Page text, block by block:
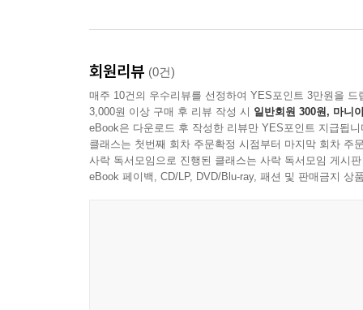
라 제자들이 더렵혀졌다는 것을 알고 있다. 그들
으로 ‘내부인’에 포함될지라도, 예수님은 그 나라
제자들의 마음의 강퍅함은 그들을 십자가의 고난
---p.304
그러나 마가복음에서 신성모독적 행동들은 이미
회원리뷰 (0건)
매주 10건의 우수리뷰를 선정하여 YES포인트 3만원을 드
3,000원 이상 구매 후 리뷰 작성 시 일반회원 300원, 마니
eBook은 다운로드 후 작성한 리뷰만 YES포인트 지급됩니
클래스는 첫번째 회차 주문확정 시점부터 마지막 회차 주
사락 독서모임으로 진행된 클래스는 사락 독서모임 게시
eBook 페이백, CD/LP, DVD/Blu-ray, 패션 및 판매금지 상